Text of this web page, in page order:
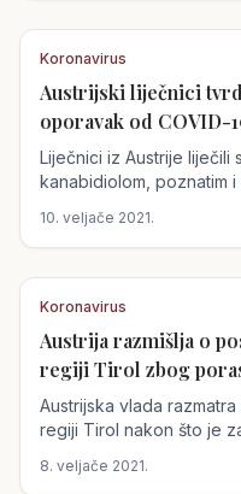
Austrija
Koronavirus
Austrijski liječnici
oporavak od COVID-
Liječnici iz Austrije liječili
kanabidiolom, poznatim
10. veljače 2021.
Austrija
Koronavirus
Austrija razmišlja o
regiji Tirol zbog
Austrijska vlada
regiji Tirol nakon što je
8. veljače 2021.